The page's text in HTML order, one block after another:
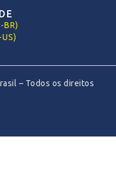
– Todos os direitos